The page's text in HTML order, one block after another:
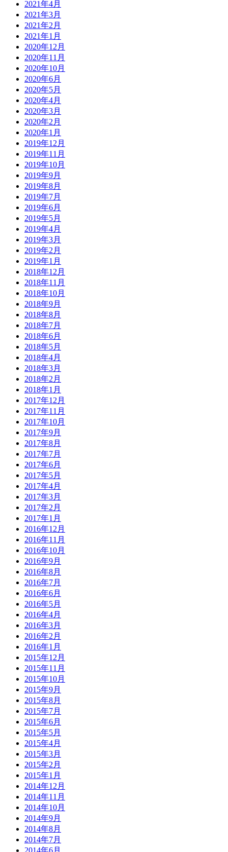
2021年4月
2021年3月
2021年2月
2021年1月
2020年12月
2020年11月
2020年10月
2020年6月
2020年5月
2020年4月
2020年3月
2020年2月
2020年1月
2019年12月
2019年11月
2019年10月
2019年9月
2019年8月
2019年7月
2019年6月
2019年5月
2019年4月
2019年3月
2019年2月
2019年1月
2018年12月
2018年11月
2018年10月
2018年9月
2018年8月
2018年7月
2018年6月
2018年5月
2018年4月
2018年3月
2018年2月
2018年1月
2017年12月
2017年11月
2017年10月
2017年9月
2017年8月
2017年7月
2017年6月
2017年5月
2017年4月
2017年3月
2017年2月
2017年1月
2016年12月
2016年11月
2016年10月
2016年9月
2016年8月
2016年7月
2016年6月
2016年5月
2016年4月
2016年3月
2016年2月
2016年1月
2015年12月
2015年11月
2015年10月
2015年9月
2015年8月
2015年7月
2015年6月
2015年5月
2015年4月
2015年3月
2015年2月
2015年1月
2014年12月
2014年11月
2014年10月
2014年9月
2014年8月
2014年7月
2014年6月